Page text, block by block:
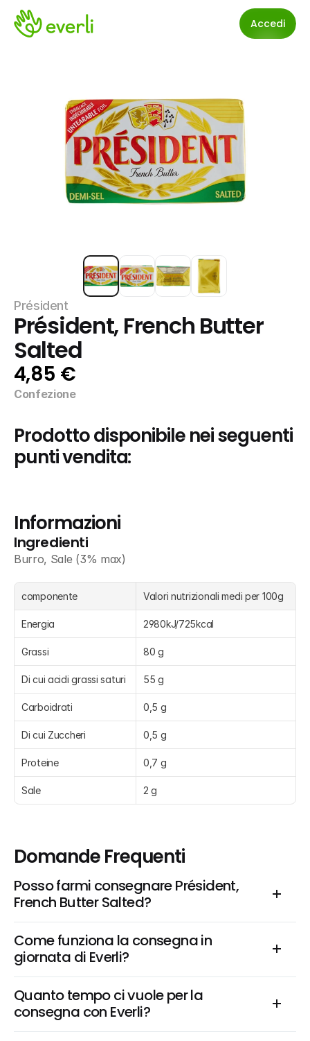
Accedi
Président
Président, French Butter
Salted
4,85 €
Confezione
Prodotto disponibile nei seguenti
punti vendita:
Informazioni
Ingredienti
Burro, Sale (3% max)
componente Valori nutrizionali medi per 100g
Energia 2980kJ/725kcal
Grassi 80 g
Di cui acidi grassi saturi 55 g
Carboidrati 0,5 g
Di cui Zuccheri 0,5 g
Proteine 0,7 g
Sale 2 g
Domande Frequenti
Posso farmi consegnare Président,
French Butter Salted?
Come funziona la consegna in
giornata di Everli?
Quanto tempo ci vuole per la
consegna con Everli?